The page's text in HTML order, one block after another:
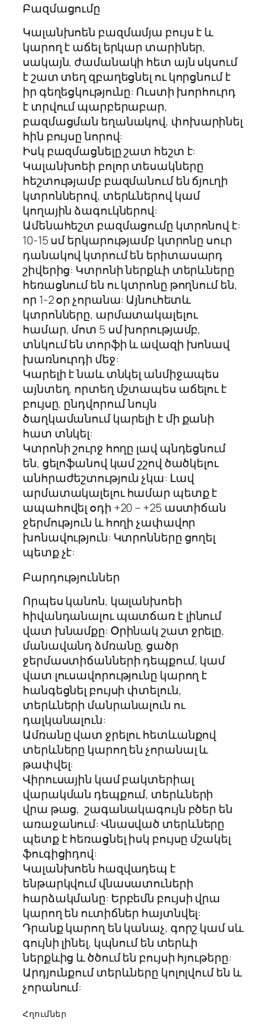
Բազմացումը
Կալանխոեն բազմամյա բույս է և
կարող է աճել երկար տարիներ,
սակայն, ժամանակի հետ այն սկսում
է շատ տեղ զբաղեցնել ու կորցնում է
իր գեղեցկությունը: Ուստի խորհուրդ
է տրվում պարբերաբար,
բազմացման եղանակով, փոխարինել
հին բույսը նորով:
Իսկ բազմացնելը շատ հեշտ է:
Կալանխոեի բոլոր տեսակները
հեշտությամբ բազմանում են ճյուղի
կտրոններով, տերևներով կամ
կողային ձագուկներով:
Ամենահեշտ բազմացումը կտրոնով է:
10-15 սմ երկարությամբ կտրոնը սուր
դանակով կտրում են երիտասարդ
շիվերից: Կտրոնի ներքևի տերևները
հեռացնում են ու կտրոնը թողնում են,
որ 1-2 օր չորանա: Այնուհետև
կտրոնները, արմատակալելու
համար, մոտ 5 սմ խորությամբ,
տնկում են տորֆի և ավազի խոնավ
խառնուրդի մեջ:
Կարելի է նաև տնկել անմիջապես
այնտեղ, որտեղ մշտապես աճելու է
բույսը, ընդվորում նույն
ծաղկամանում կարելի է մի քանի
հատ տնկել:
Կտրոնի շուրջ հողը լավ պնդեցնում
են, ցելոֆանով կամ շշով ծածկելու
անհրաժեշտություն չկա: Լավ
արմատակալելու համար պետք է
ապահովել օդի +20 – +25 աստիճան
ջերմություն և հողի չափավոր
խոնավություն: Կտրոնները ցողել
պետք չէ:
Բարդություններ
Որպես կանոն, կալանխոեի
հիվանդանալու պատճառ է լինում
վատ խնամքը: Օրինակ շատ ջրելը,
մանավանդ ձմռանը, ցածր
ջերմաստիճանների դեպքում, կամ
վատ լուսավորությունը կարող է
հանգեցնել բույսի փտելուն,
տերևների մանրանալուն ու
դալկանալուն:
Ամռանը վատ ջրելու հետևանքով
տերևները կարող են չորանալ և
թափվել:
Վիրուսային կամ բակտերիալ
վարակման դեպքում, տերևների
վրա թաց, շագանակագույն բծեր են
առաջանում: Վնասված տերևները
պետք է հեռացնել իսկ բույսը մշակել
ֆուգիցիդով:
Կալանխոեն հազվադեպ է
ենթարկվում վնասատուների
հարձակմանը: Երբեմն բույսի վրա
կարող են ուտիճներ հայտնվել:
Դրանք կարող են կանաչ, գորշ կամ սև
գույնի լինել, կպնում են տերևի
ներքևից և ծծում են բույսի հյութերը:
Արդյունքում տերևները կոլոլվում են և
չորանում:
Հղումներ